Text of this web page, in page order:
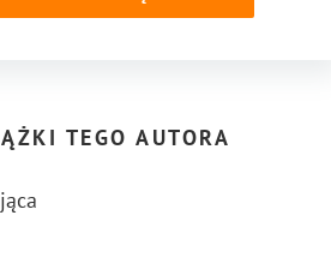
TEGO AUTORA